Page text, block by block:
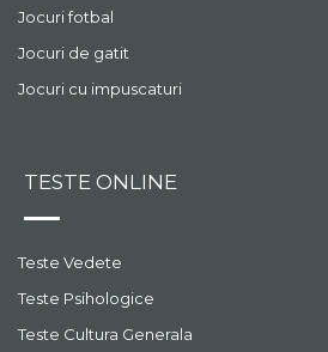
Jocuri fotbal
Jocuri de gatit
Jocuri cu impuscaturi
TESTE ONLINE
Teste Vedete
Teste Psihologice
Teste Cultura Generala